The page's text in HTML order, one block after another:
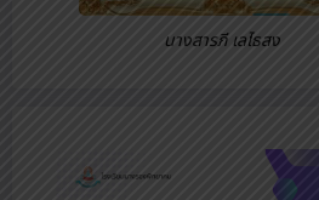
นางสารภี เลไธสง